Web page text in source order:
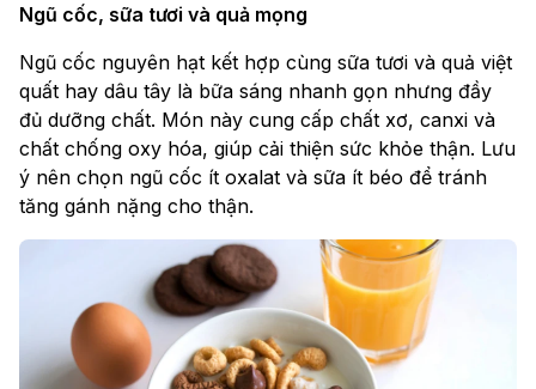
Ngũ cốc, sữa tươi và quả mọng
Ngũ cốc nguyên hạt kết hợp cùng sữa tươi và quả việt
quất hay dâu tây là bữa sáng nhanh gọn nhưng đầy
đủ dưỡng chất. Món này cung cấp chất xơ, canxi và
chất chống oxy hóa, giúp cải thiện sức khỏe thận. Lưu
ý nên chọn ngũ cốc ít oxalat và sữa ít béo để tránh
tăng gánh nặng cho thận.